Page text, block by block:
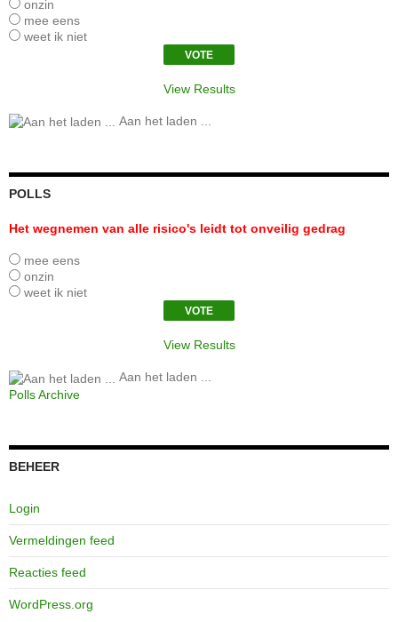
onzin
mee eens
weet ik niet
View Results
Aan het laden ...
POLLS
Het wegnemen van alle risico's leidt tot onveilig gedrag
mee eens
onzin
weet ik niet
View Results
Aan het laden ...
Polls Archive
BEHEER
Login
Vermeldingen feed
Reacties feed
WordPress.org